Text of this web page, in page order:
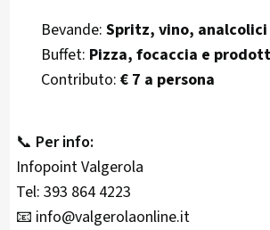
Bevande: Spritz, vino, analcolici
Buffet: Pizza, focaccia e
Contributo: € 7 a persona
📞 Per info:
Infopoint Valgerola
Tel: 393 864 4223
📧 info@valgerolaonline.it